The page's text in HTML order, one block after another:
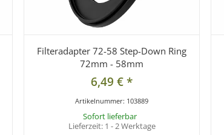
Filteradapter 72-58 Step-Down Ring
72mm - 58mm
6,49 €*
Artikelnummer: 103889
Sofort lieferbar
Lieferzeit: 1 - 2 Werktage